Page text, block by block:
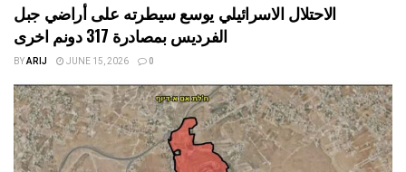
الاحتلال الاسرائيلي يوسع سيطرته على أراضي جبل
الفرديس بمصادرة 317 دونم اخرى
BYARIJ JUNE 15, 2026 0